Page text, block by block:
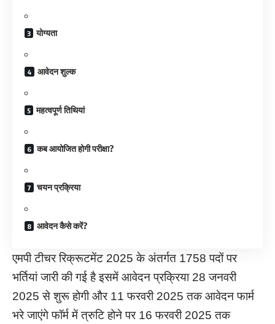
योग्यता
आवेदन शुल्क
महत्वपूर्ण तिथियां
कब आयोजित होगी परीक्षा?
चयन प्रक्रिया
आवेदन कैसे करें?
एमपी टीचर रिक्रूटमेंट 2025 के अंतर्गत 1758 पदों पर
भर्तियां जारी की गई है इसमें आवेदन प्रक्रिया 28 जनवरी
2025 से शुरू होगी और 11 फरवरी 2025 तक आवेदन फार्म
भरे जाएंगे फॉर्म में त्रुटि होने पर 16 फरवरी 2025 तक